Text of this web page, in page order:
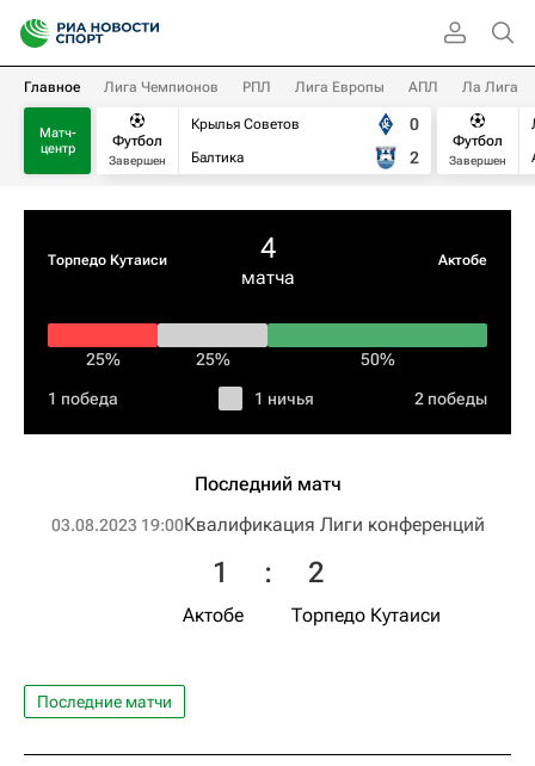
Главное Лига Чемпионов РПЛ Лига Европы АПЛ Ла Лига
Матч-
центр
Футбол
Завершен
Крылья Советов
Балтика
0
2
Футбол
Завершен
Торпедо Кутаиси 4
матча
Актобе
25% 25% 50%
1 победа 1 ничья 2 победы
Последний матч
03.08.2023 19:00Квалификация Лиги конференций
Актобе
1 : 2
Торпедо Кутаиси
Последние матчи